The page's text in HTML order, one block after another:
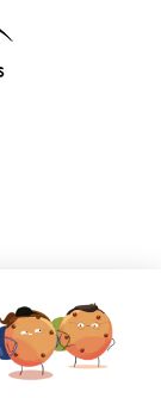
TOUS
droits